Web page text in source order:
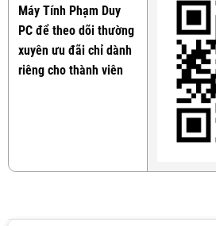
Máy Tính Phạm Duy
PC để theo dõi thường
xuyên ưu đãi chỉ dành
riêng cho thành viên